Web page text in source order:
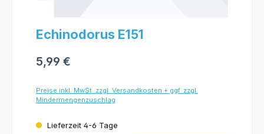
Echinodorus E151
5,99 €
Preise inkl. MwSt. zzgl. Versandkosten + ggf. zzgl.
Mindermengenzuschlag
Lieferzeit 4-6 Tage